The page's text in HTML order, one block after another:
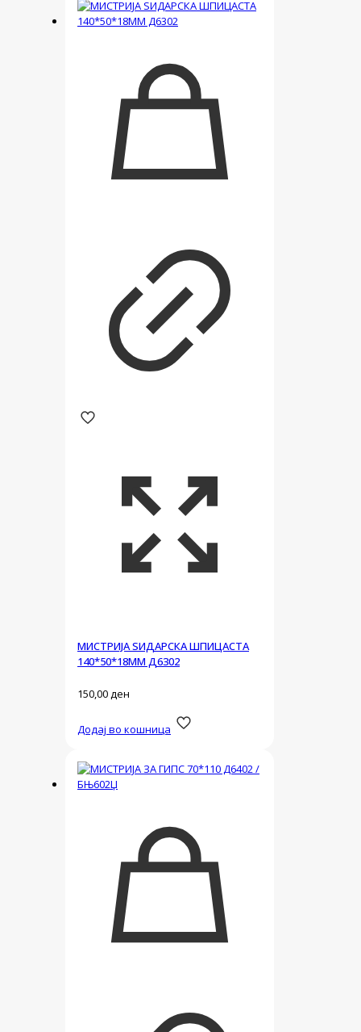
МИСТРИЈА ЅИДАРСКА ШПИЦАСТА
140*50*18ММ Д6302
150,00ден
Додај во кошница